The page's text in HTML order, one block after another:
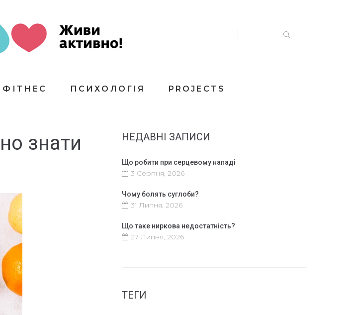
ФІТНЕС ПСИХОЛОГІЯ PROJECTS
знати НЕДАВНІ ЗАПИСИ
Що робити при серцевому нападі
3 Серпня, 2026
Чому болять суглоби?
31 Липня, 2026
Що таке ниркова недостатність?
27 Липня, 2026
ТЕГИ